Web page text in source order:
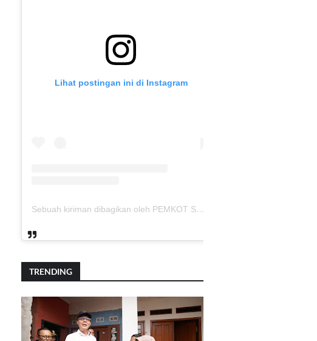
Lihat postingan ini di Instagram
Sebuah kiriman dibagikan oleh PEMKOT SUKABUMI (@pemkotsukabumi_)
TRENDING